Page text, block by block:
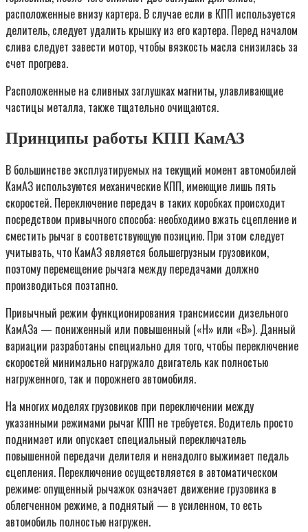
расположенные внизу картера. В случае если в КПП используется
делитель, следует удалить крышку из его картера. Перед началом
слива следует завести мотор, чтобы вязкость масла снизилась за
счет прогрева.
Расположенные на сливных заглушках магниты, улавливающие
частицы металла, также тщательно очищаются.
Принципы работы КПП КамАЗ
В большинстве эксплуатируемых на текущий момент автомобилей
КамАЗ используются механические КПП, имеющие лишь пять
скоростей. Переключение передач в таких коробках происходит
посредством привычного способа: необходимо вжать сцепление и
сместить рычаг в соответствующую позицию. При этом следует
учитывать, что КамАЗ является большегрузным грузовиком,
поэтому перемещение рычага между передачами должно
производиться поэтапно.
Привычный режим функционирования трансмиссии дизельного
КамАЗа — пониженный или повышенный («Н» или «В»). Данный
вариации разработаны специально для того, чтобы переключение
скоростей минимально нагружало двигатель как полностью
нагруженного, так и порожнего автомобиля.
На многих моделях грузовиков при переключении между
указанными режимами рычаг КПП не требуется. Водитель просто
поднимает или опускает специальный переключатель
повышенной передачи делителя и ненадолго выжимает педаль
сцепления. Переключение осуществляется в автоматическом
режиме: опущенный рычажок означает движение грузовика в
облегченном режиме, а поднятый — в усиленном, то есть
автомобиль полностью нагружен.